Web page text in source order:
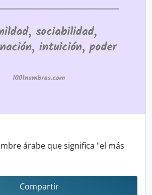
árabe que significa "el más
Compartir